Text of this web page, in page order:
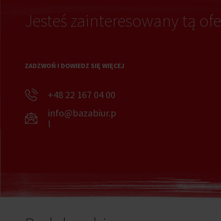
Jesteś zainteresowany tą
ZADZWOŃ I DOWIEDZ SIĘ WIĘCEJ
+48 22 167 04 00
info@bazabiur.p
l